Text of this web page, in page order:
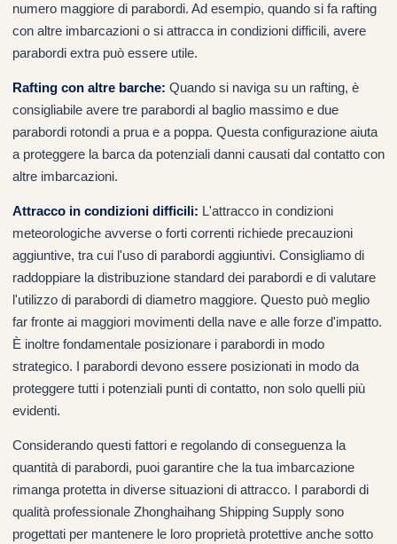
numero maggiore di parabordi. Ad esempio, quando si fa rafting
con altre imbarcazioni o si attracca in condizioni difficili, avere
parabordi extra può essere utile.
Rafting con altre barche: Quando si naviga su un rafting, è
consigliabile avere tre parabordi al baglio massimo e due
parabordi rotondi a prua e a poppa. Questa configurazione aiuta
a proteggere la barca da potenziali danni causati dal contatto con
altre imbarcazioni.
Attracco in condizioni difficili: L'attracco in condizioni
meteorologiche avverse o forti correnti richiede precauzioni
aggiuntive, tra cui l'uso di parabordi aggiuntivi. Consigliamo di
raddoppiare la distribuzione standard dei parabordi e di valutare
l'utilizzo di parabordi di diametro maggiore. Questo può meglio
far fronte ai maggiori movimenti della nave e alle forze d'impatto.
È inoltre fondamentale posizionare i parabordi in modo
strategico. I parabordi devono essere posizionati in modo da
proteggere tutti i potenziali punti di contatto, non solo quelli più
evidenti.
Considerando questi fattori e regolando di conseguenza la
quantità di parabordi, puoi garantire che la tua imbarcazione
rimanga protetta in diverse situazioni di attracco. I parabordi di
qualità professionale Zhonghaihang Shipping Supply sono
progettati per mantenere le loro proprietà protettive anche sotto